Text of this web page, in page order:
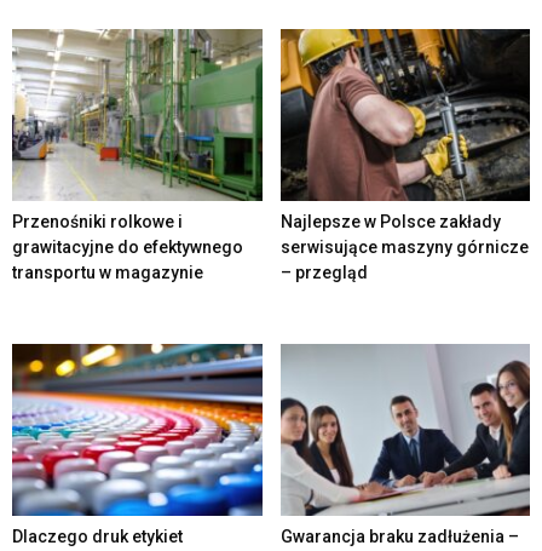
Przenośniki rolkowe i
grawitacyjne do efektywnego
transportu w magazynie
Najlepsze w Polsce zakłady
serwisujące maszyny górnicze
– przegląd
Dlaczego druk etykiet
Gwarancja braku zadłużenia –